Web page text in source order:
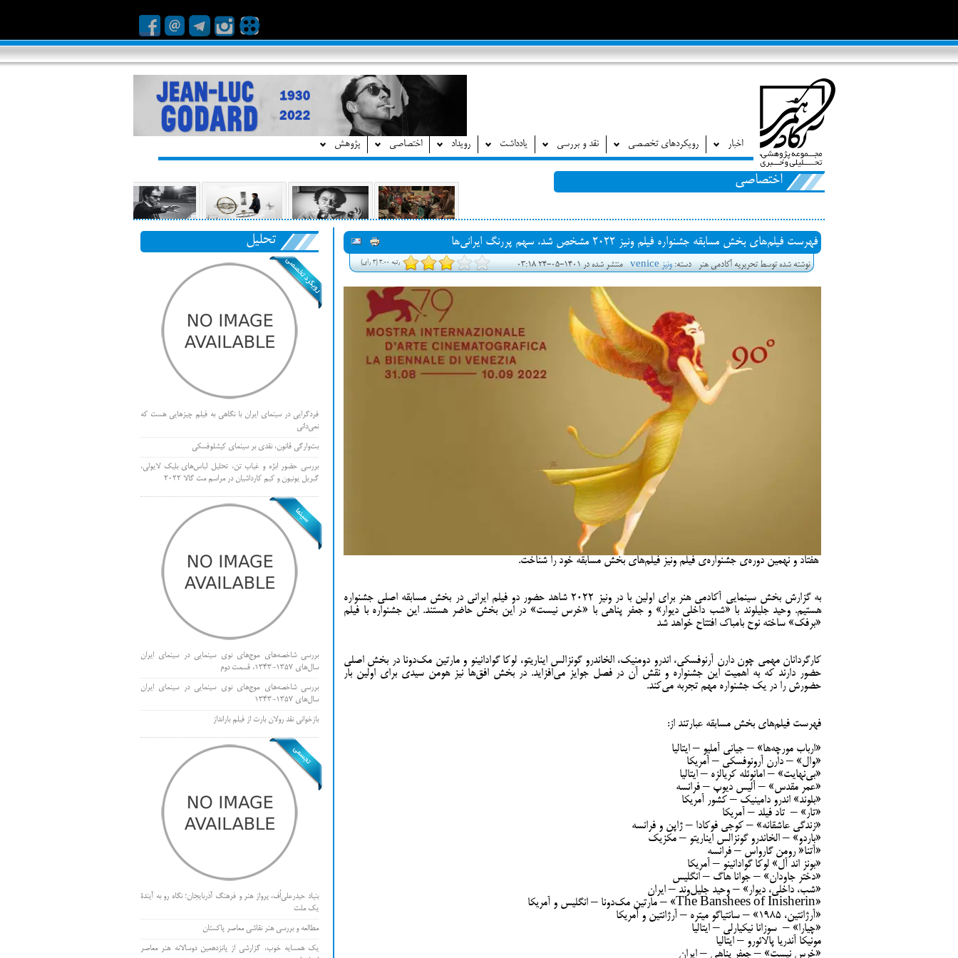
اخبار رویکردهای تخصصی نقد و بررسی یادداشت رویداد اختصاصی پژوهش
اختصاصی
فهرست فیلم‌های بخش مسابقه جشنواره فیلم ونیز ۲۰۲۲ مشخص شد، سهم پررنگ ایرانی‌ها
رتبه 3.00 (3 رای) نوشته شده توسط تحریریه آکادمی هنر دسته:ونیز venice منتشر شده در 1401-05-24 03:18
هفتاد و نهمین دوره‌ی جشنواره‌ی فیلم ونیز فیلم‌های بخش مسابقه خود را شناخت.
به گزارش بخش سینمایی آکادمی هنر برای اولین با در ونیز ۲۰۲۲ شاهد حضور دو فیلم ایرانی در بخش مسابقه اصلی جشنواره
هستیم. وحید جلیلوند با «شب داخلی دیوار» و جعفر پناهی با «خرس نیست» در این بخش حاضر هستند. این جشنواره با فیلم
«برفک» ساخته نوح بامباک افتتاح خواهد شد
کارگردانان مهمی چون دارن آرنوفسکی، اندرو دومنیک، الخاندرو گونزالس ایناریتو، لوکا گوادانینو و مارتین مک‌دونا در بخش اصلی
حضور دارند که به اهمیت این جشنواره و نقش آن در فصل جوایز می‌افزاید. در بخش افق‌ها نیز هومن سیدی برای اولین بار
حضورش را در یک جشنواره مهم تجربه می‌کند.
فهرست فیلم‌های بخش مسابقه عبارتند از:
«ارباب مورچه‌ها» – جیانی آملیو – ایتالیا
«وال» – دارن آرونوفسکی – آمریکا
«بی‌نهایت» – امانوئله کریالزه – ایتالیا
«عمر مقدس» – آلیس دیوپ – فرانسه
«بلوند» اندرو دامینیک – کشور آمریکا
«تار» – تاد فیلد – آمریکا
«زندگی عاشقانه» – کوجی فوکادا – ژاپن و فرانسه
«باردو» – الخاندرو گونزالس ایناریتو – مکزیک
«آتنا« رومن گارواس – فرانسه
«بونز اند آل» لوکا گوادانینو – آمریکا
«دختر جاودان» – جوانا هاگ – انگلیس
«شب، داخلی، دیوار» – وحید جلیل‌وند – ایران
«The Banshees of Inisherin» – مارتین مک‌دونا – انگلیس و آمریکا
«آرژانتین، ۱۹۸۵» – سانتیاگو میتره – آرژانتین و آمریکا
«چیارا» – سوزانا نیکیارلی – ایتالیا
مونیکا آندریا پالائورو – ایتالیا
«خرس نیست» – جعفر پناهی – ایران
تحلیل
فردگرایی در سینمای ایران با نگاهی به فیلم چیزهایی هست که
نمی‌دانی
بت‌وارگی قانون، نقدی بر سینمای کیشلوفسکی
بررسی حضور ابژه و غیاب تن، تحلیل لباس‌های بلیک لایولی،
گبریل یونیون و کیم کارداشیان در مراسم مت گالا ۲۰۲۲
بررسی شاخصه‌های موج‌های نوی سینمایی در سینمای ایران
سال‌های 1357-1343، قسمت دوم
بررسی شاخصه‌های موج‌های نوی سینمایی در سینمای ایران
سال‌های 1357-1343
بازخوانی نقد رولان بارت از فیلم بارانداز
بنیاد حیدرعلی‌اُف، پرواز هنر و فرهنگ آذربایجان؛ نگاه رو به آیندۀ
یک ملت
مطالعه و بررسی هنر نقاشی معاصر پاکستان
یک همسایه خوب، گزارشی از پانزدهمین دوسالانه هنر معاصر